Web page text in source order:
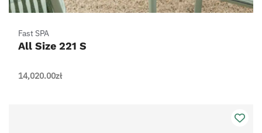
Fast SPA
All Size 221 S
14,020.00zł